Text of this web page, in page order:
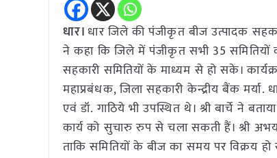
धार।धार जिले की पंजीकृत बीज उत्पादक
ने कहा कि जिले में पंजीकृत सभी 35 समितियों
सहकारी समितियों के माध्यम से हो सके।
महाप्रबंधक, जिला सहकारी केन्द्रीय बैंक मर्या.
एवं डॉ. गाठिये भी उपस्थित थे। श्री बार्चे ने
कार्य को सुचारु रुप से चला सकती हैं। श्री
ताकि समितियों के बीज का समय पर विक्रय